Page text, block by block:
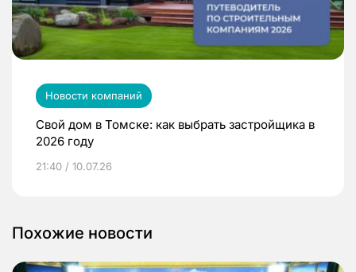
Новости компаний
Свой дом в Томске: как выбрать застройщика в
2026 году
21:40 / 10.07.26
Похожие новости